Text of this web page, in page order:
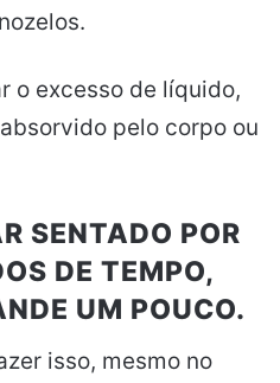
o excesso de líquido,
pelo corpo ou
SENTADO POR
DE TEMPO,
UM POUCO.
isso, mesmo no